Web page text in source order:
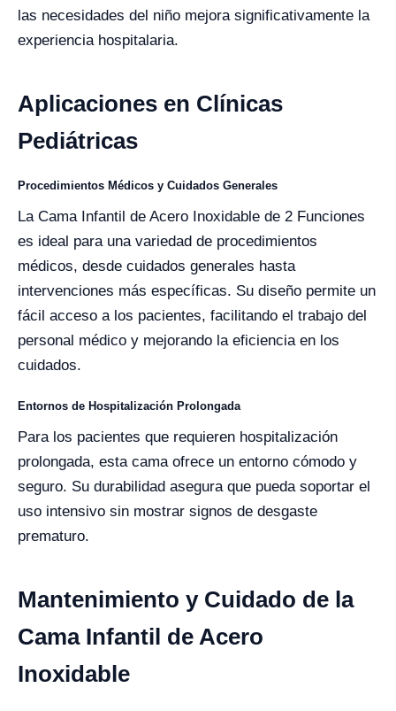
las necesidades del niño mejora significativamente la
experiencia hospitalaria.
Aplicaciones en Clínicas
Pediátricas
Procedimientos Médicos y Cuidados Generales
La Cama Infantil de Acero Inoxidable de 2 Funciones
es ideal para una variedad de procedimientos
médicos, desde cuidados generales hasta
intervenciones más específicas. Su diseño permite un
fácil acceso a los pacientes, facilitando el trabajo del
personal médico y mejorando la eficiencia en los
cuidados.
Entornos de Hospitalización Prolongada
Para los pacientes que requieren hospitalización
prolongada, esta cama ofrece un entorno cómodo y
seguro. Su durabilidad asegura que pueda soportar el
uso intensivo sin mostrar signos de desgaste
prematuro.
Mantenimiento y Cuidado de la
Cama Infantil de Acero
Inoxidable